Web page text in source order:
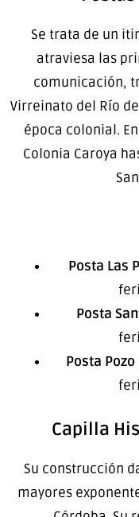
Se trata de un
atraviesa las
comunicación,
Virreinato del Río
época colonial.
Colonia Caroya
Posta Las
Posta
Posta
Capilla
Su construcción
mayores